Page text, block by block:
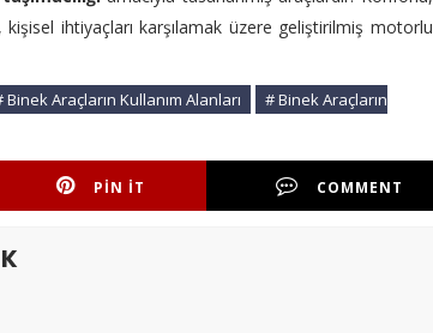
ihtiyaçları karşılamak üzere geliştirilmiş motorlu
Binek Araçların Kullanım Alanları
# Binek Araçların
PIN IT COMMENT